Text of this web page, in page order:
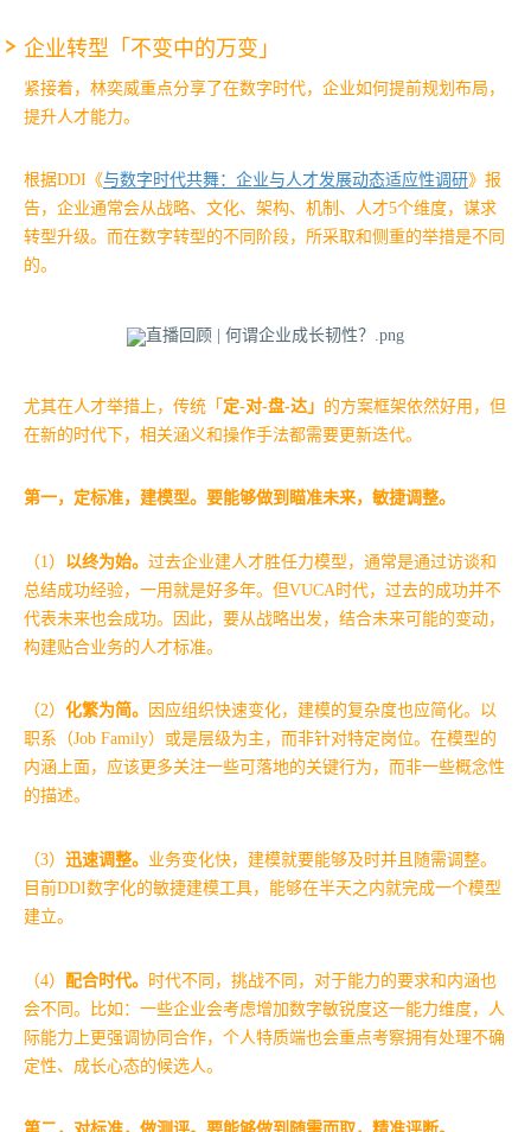
企业转型「不变中的万变」
紧接着，林奕威重点分享了在数字时代，企业如何提前规划布局，
提升人才能力。
根据DDI《与数字时代共舞：企业与人才发展动态适应性调研》报
告，企业通常会从战略、文化、架构、机制、人才5个维度，谋求
转型升级。而在数字转型的不同阶段，所采取和侧重的举措是不同
的。
尤其在人才举措上，传统「 定-对-盘-达」 的方案框架依然好用，但
在新的时代下，相关涵义和操作手法都需要更新迭代。
第一，定标准，建模型。要能够做到瞄准未来，敏捷调整。
（1） 以终为始。 过去企业建人才胜任力模型，通常是通过访谈和
总结成功经验，一用就是好多年。但VUCA时代，过去的成功并不
代表未来也会成功。因此，要从战略出发，结合未来可能的变动，
构建贴合业务的人才标准。
（2） 化繁为简。
因应组织快速变化，建模的复杂度也应简化。以
职系（Job Family）或是层级为主，而非针对特定岗位。在模型的
内涵上面，应该更多关注一些可落地的关键行为，而非一些概念性
的描述。
（3） 迅速调整。 业务变化快，建模就要能够及时并且随需调整。
目前DDI数字化的敏捷建模工具，能够在半天之内就完成一个模型
建立。
（4） 配合时代。
时代不同，挑战不同，对于能力的要求和内涵也
会不同。比如：一些企业会考虑增加数字敏锐度这一能力维度，人
际能力上更强调协同合作，个人特质端也会重点考察拥有处理不确
定性、成长心态的候选人。